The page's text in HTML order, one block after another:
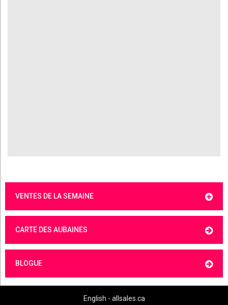
VENTES DE LA SEMAINE
CARTE DES AUBAINES
BLOGUE
English - allsales.ca